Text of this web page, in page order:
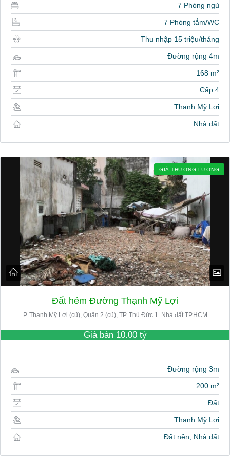
7 Phòng ngủ
7 Phòng tắm/WC
Thu nhập 15 triệu/tháng
Đường rộng 4m
168 m²
Cấp 4
Thạnh Mỹ Lợi
Nhà đất
GIÁ THƯƠNG LƯỢNG
Đất hẻm Đường Thạnh Mỹ Lợi
P. Thạnh Mỹ Lợi (cũ), Quận 2 (cũ), TP. Thủ Đức 1. Nhà đất TP.HCM
Giá bán 10.00 tỷ
Đường rộng 3m
200 m²
Đất
Thạnh Mỹ Lợi
Đất nền, Nhà đất